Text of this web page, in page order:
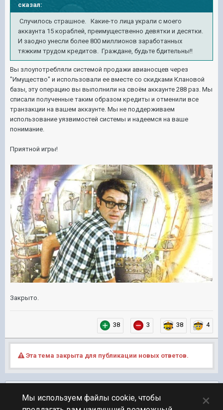
сказал:
Случилось страшное. Какие-то лица украли с моего
аккаунта 15 кораблей, преимущественно девятки и десятки.
И заодно унесли более 800 миллионов заработанных
тяжким трудом кредитов. Граждане, будьте бдительны!!
Вы злоупотребляли системой продажи авианосцев через
"Имущество" и использовали ее вместе со скидками Клановой
базы, эту операцию вы выполнили на своём аккаунте 288 раз. Мы
списали полученные таким образом кредиты и отменили все
транзакции на вашем аккаунте. Мы не поддерживаем
использование уязвимостей системы и надеемся на ваше
понимание.
Приятной игры!
Закрыто.
38 3 38 4
Эта тема закрыта для публикации новых ответов.
Мы используем файлы cookie, чтобы
×